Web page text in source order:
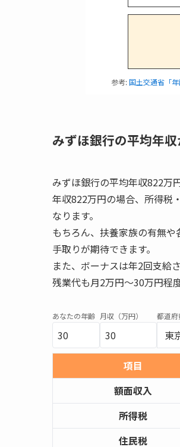
参考:国土交通省「年
みずほ銀行の平均年
みずほ銀行の平均年収822万
年収822万円の場合、所得税
なります。
もちろん、扶養家族の有無
手取りが期待できます。
また、ボーナスは年2回支給
残業代も月2万円～30万円程
あなたの年齢 月収（万円） 都道府
項目
額面収入
所得税
住民税